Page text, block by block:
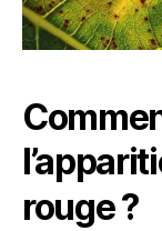
rouge ?